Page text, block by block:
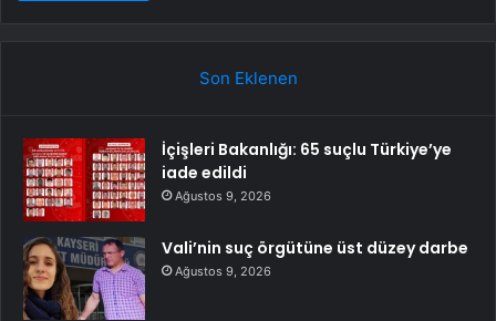
Son Eklenen
İçişleri Bakanlığı: 65 suçlu Türkiye’ye
iade edildi
Ağustos 9, 2026
Vali’nin suç örgütüne üst düzey darbe
Ağustos 9, 2026